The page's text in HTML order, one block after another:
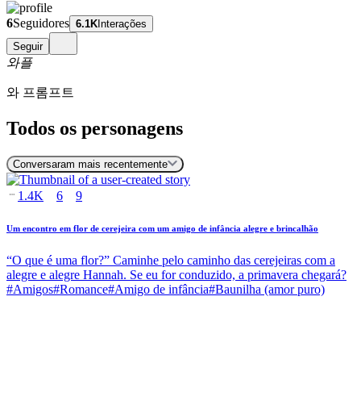
6Seguidores 6.1K Interações
Seguir
와플
와 프롬프트
Todos os personagens
Conversaram mais recentemente
1.4K 6 9
Um encontro em flor de cerejeira com um amigo de infância alegre e brincalhão
“O que é uma flor?” Caminhe pelo caminho das cerejeiras com a
alegre e alegre Hannah. Se eu for conduzido, a primavera chegará?
#Amigos#Romance#Amigo de infância#Baunilha (amor puro)